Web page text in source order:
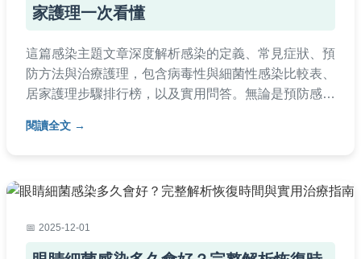
家護理一次看懂
這篇感染主題文章深度解析感染的定義、常見症狀、預
防方法與治療護理，包含病毒性與細菌性感染比較表、
居家護理步驟排行榜，以及實用問答。無論是預防感染
掌握關鍵知識。
閱讀全文
2025-12-01